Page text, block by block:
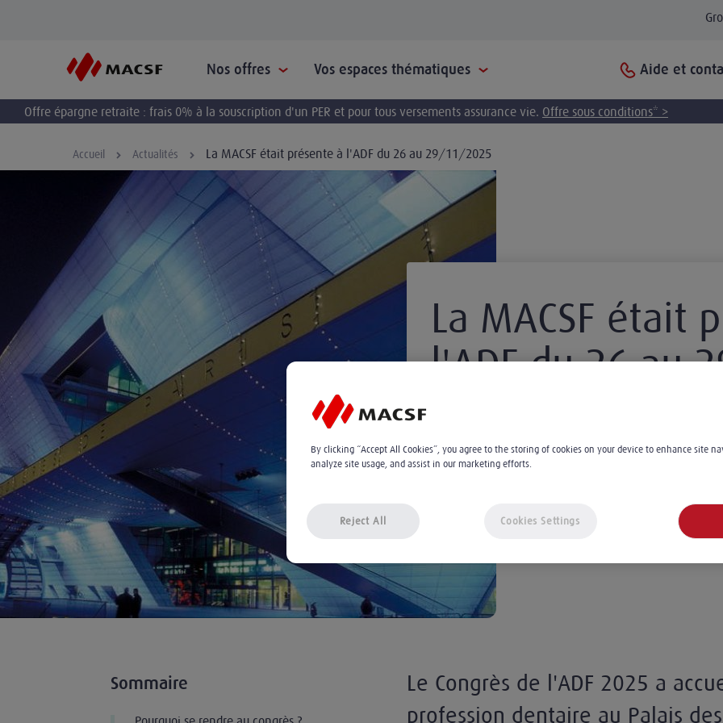
Nos offres Vos espaces thématiques Aide et
Offre épargne retraite : frais 0% à la souscription d'un PER et pour tous versements assurance vie. Offre sous conditions* >
Accueil Actualités La MACSF était présente à l'ADF du 26 au 29/11/2025
La MACSF était
l'ADF du 26 au
Le 09.12.2025
À 10:00
Sommaire
Le Congrès de l'ADF 2025 a
profession dentaire au Palais
By clicking “Accept All Cookies”, you agree to the storing of cookies on your device to enhance site
analyze site usage, and assist in our marketing efforts.
Reject All Cookies Settings